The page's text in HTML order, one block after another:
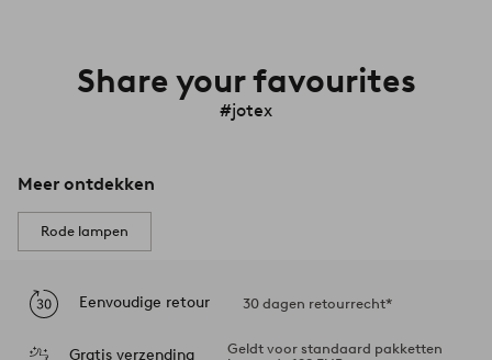
Share your favourites
#jotex
Meer ontdekken
Rode lampen
Eenvoudige retour 30 dagen retourrecht*
Gratis verzending
Geldt voor standaard pakketten